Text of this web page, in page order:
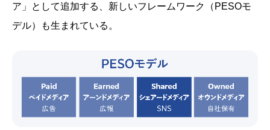
ア」として追加する、新しいフレームワーク（PESOモ
デル）も生まれている。